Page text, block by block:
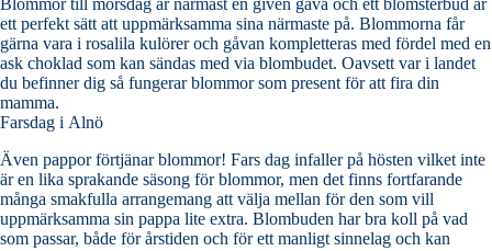
Blommor till morsdag är närmast en given gåva och ett blomsterbud är
ett perfekt sätt att uppmärksamma sina närmaste på. Blommorna får
gärna vara i rosalila kulörer och gåvan kompletteras med fördel med en
ask choklad som kan sändas med via blombudet. Oavsett var i landet
du befinner dig så fungerar blommor som present för att fira din
mamma.
Farsdag i Alnö
Även pappor förtjänar blommor! Fars dag infaller på hösten vilket inte
är en lika sprakande säsong för blommor, men det finns fortfarande
många smakfulla arrangemang att välja mellan för den som vill
uppmärksamma sin pappa lite extra. Blombuden har bra koll på vad
som passar, både för årstiden och för ett manligt sinnelag och kan